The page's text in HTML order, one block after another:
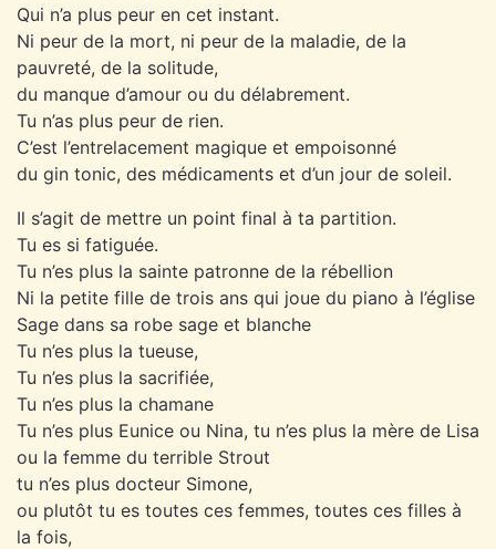
Qui n’a plus peur en cet instant.
Ni peur de la mort, ni peur de la maladie, de la
pauvreté, de la solitude,
du manque d’amour ou du délabrement.
Tu n’as plus peur de rien.
C’est l’entrelacement magique et empoisonné
du gin tonic, des médicaments et d’un jour de soleil.
Il s’agit de mettre un point final à ta partition.
Tu es si fatiguée.
Tu n’es plus la sainte patronne de la rébellion
Ni la petite fille de trois ans qui joue du piano à l’église
Sage dans sa robe sage et blanche
Tu n’es plus la tueuse,
Tu n’es plus la sacrifiée,
Tu n’es plus la chamane
Tu n’es plus Eunice ou Nina, tu n’es plus la mère de Lisa
ou la femme du terrible Strout
tu n’es plus docteur Simone,
ou plutôt tu es toutes ces femmes, toutes ces filles à
la fois,